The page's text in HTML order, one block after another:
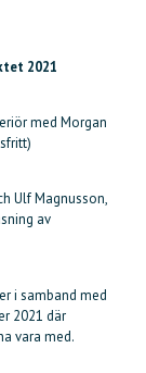
2021
med Morgan
Ulf Magnusson,
av
i samband med
2021 där
vara med.